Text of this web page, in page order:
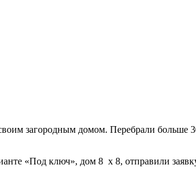
загородным домом. Перебрали больше
«Под ключ», дом 8 х 8, отправили